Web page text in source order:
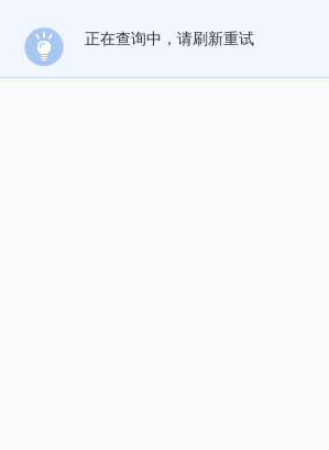
正在查询中，请刷新重试